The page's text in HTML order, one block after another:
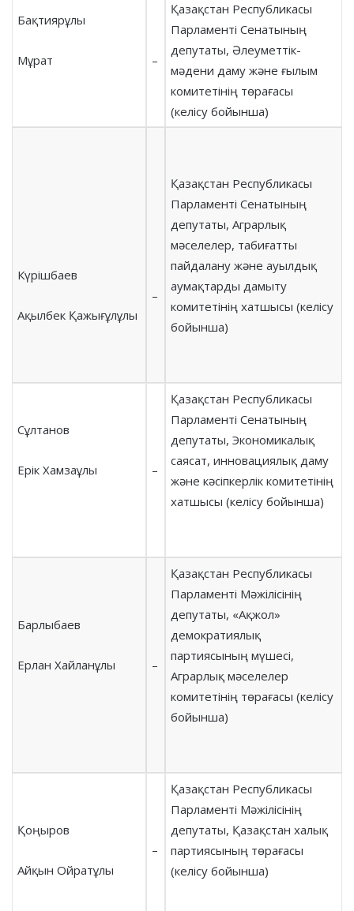
Бақтиярұлы
Мұрат –
Қазақстан Республикасы
Парламенті Сенатының
депутаты, Әлеуметтік-
мәдени даму және ғылым
комитетінің төрағасы
(келісу бойынша)
Күрішбаев
Ақылбек Қажығұлұлы
–
Қазақстан Республикасы
Парламенті Сенатының
депутаты, Аграрлық
мәселелер, табиғатты
пайдалану және ауылдық
аумақтарды дамыту
комитетінің хатшысы (келісу
бойынша)
Сұлтанов
Ерік Хамзаұлы –
Қазақстан Республикасы
Парламенті Сенатының
депутаты, Экономикалық
саясат, инновациялық даму
және кәсіпкерлік комитетінің
хатшысы (келісу бойынша)
Барлыбаев
Ерлан Хайланұлы –
Қазақстан Республикасы
Парламенті Мәжілісінің
депутаты, «Ақжол»
демократиялық
партиясының мүшесі,
Аграрлық мәселелер
комитетінің төрағасы (келісу
бойынша)
Қоңыров
Айқын Ойратұлы
–
Қазақстан Республикасы
Парламенті Мәжілісінің
депутаты, Қазақстан халық
партиясының төрағасы
(келісу бойынша)